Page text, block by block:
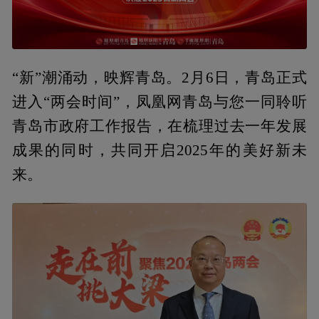
“新”潮涌动，映辉青岛。2月6日，青岛正式
进入“两会时间”，凤凰网青岛与您一同聆听
青岛市政府工作报告，在梳理过去一年发展
成果的同时，共同开启2025年的美好新未
来。